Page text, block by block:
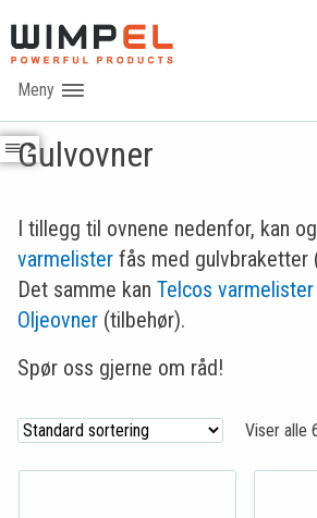
Gulvovner
I tillegg til ovnene nedenfor, kan
varmelister fås med gulvbraketter
Det samme kan Telcos varmelister
Oljeovner (tilbehør).
Spør oss gjerne om råd!
Viser alle